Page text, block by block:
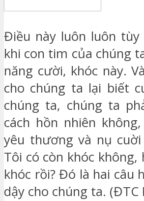
Điều này luôn luôn
khi con tim của chúng
năng cười, khóc này.
cho chúng ta lại biết
chúng ta, chúng ta
cách hồn nhiên
yêu thương và nụ
Tôi có còn khóc
khóc rồi? Đó là hai câu
dậy cho chúng ta. (ĐTC